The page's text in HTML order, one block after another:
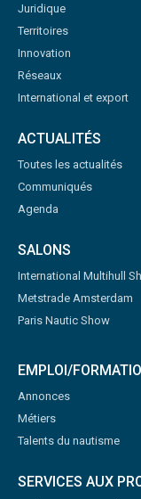
Juridique
Territoires
Innovation
Réseaux
International et export
ACTUALITÉS
Toutes les actualités
Communiqués
Agenda
SALONS
International Multihull
Metstrade Amsterdam
Paris Nautic Show
EMPLOI/
Annonces
Métiers
Talents du nautisme
SERVICES AUX